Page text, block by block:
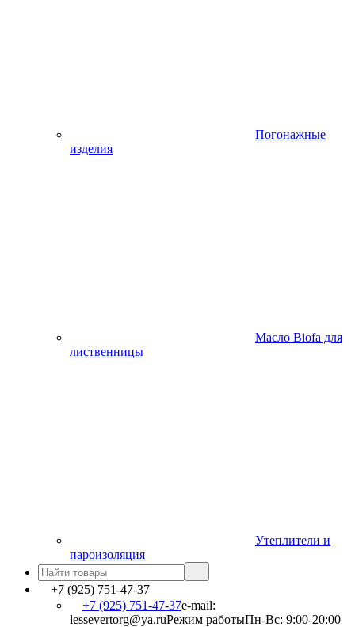
Погонажные
изделия
Масло Biofa для
лиственницы
Утеплители и
пароизоляция
+7 (925) 751-47-37
+7 (925) 751-47-37e-mail:
lessevertorg@ya.ruРежим работыПн-Вс: 9:00-20:00